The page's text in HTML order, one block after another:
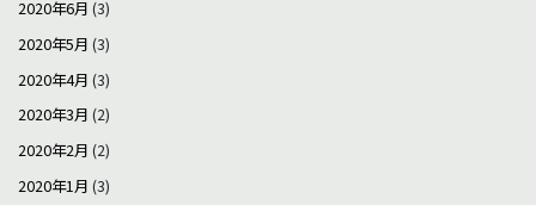
2020年6月 (3)
2020年5月 (3)
2020年4月 (3)
2020年3月 (2)
2020年2月 (2)
2020年1月 (3)